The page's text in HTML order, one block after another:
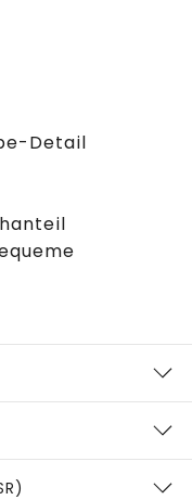
Detail